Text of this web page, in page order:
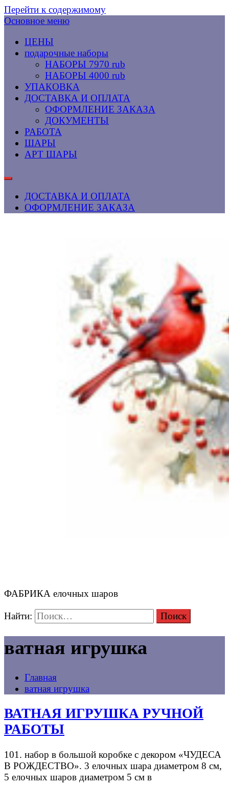
Перейти к содержимому
Основное меню
ЦЕНЫ
подарочные наборы
НАБОРЫ 7970 rub
НАБОРЫ 4000 rub
УПАКОВКА
ДОСТАВКА И ОПЛАТА
ОФОРМЛЕНИЕ ЗАКАЗА
ДОКУМЕНТЫ
РАБОТА
ШАРЫ
АРТ ШАРЫ
ДОСТАВКА И ОПЛАТА
ОФОРМЛЕНИЕ ЗАКАЗА
ФАБРИКА елочных шаров
Найти:
ватная игрушка
Главная
ватная игрушка
ВАТНАЯ ИГРУШКА РУЧНОЙ
РАБОТЫ
101. набор в большой коробке с декором «ЧУДЕСА
В РОЖДЕСТВО». 3 елочных шара диаметром 8 см,
5 елочных шаров диаметром 5 см в